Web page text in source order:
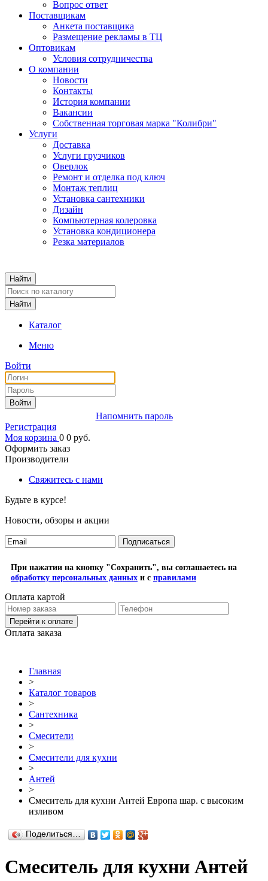
Вопрос ответ
Поставщикам
Анкета поставщика
Размещение рекламы в ТЦ
Оптовикам
Условия сотрудничества
О компании
Новости
Контакты
История компании
Вакансии
Собственная торговая марка "Колибри"
Услуги
Доставка
Услуги грузчиков
Оверлок
Ремонт и отделка под ключ
Монтаж теплиц
Установка сантехники
Дизайн
Компьютерная колеровка
Установка кондиционера
Резка материалов
Каталог
Меню
Войти
Войти
Напомнить пароль
Регистрация
Моя корзина 0 0 руб.
Оформить заказ
Производители
Свяжитесь с нами
Будьте в курсе!
Новости, обзоры и акции
Подписаться
При нажатии на кнопку "Сохранить", вы соглашаетесь на
обработку персональных данных и с правилами
Оплата картой
Перейти к оплате
Оплата заказа
Главная
>
Каталог товаров
>
Сантехника
>
Смесители
>
Смесители для кухни
>
Антей
>
Смеситель для кухни Антей Европа шар. с высоким
изливом
Поделиться…
Смеситель для кухни Антей